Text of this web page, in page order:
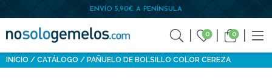
ENVÍO 5,90€ A PENÍNSULA
0 0
INICIO CATÁLOGO PAÑUELO DE BOLSILLO COLOR CEREZA